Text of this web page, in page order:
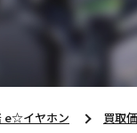
e☆イヤホン 買取